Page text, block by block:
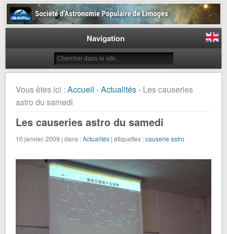
Société d'Astronomie Populaire
de Limoges
Navigation
Vous êtes ici : Accueil ›Actualités › Les causeries
astro du samedi
Les causeries astro du samedi
10 janvier, 2009 | dans :Actualités | étiquettes :causerie astro